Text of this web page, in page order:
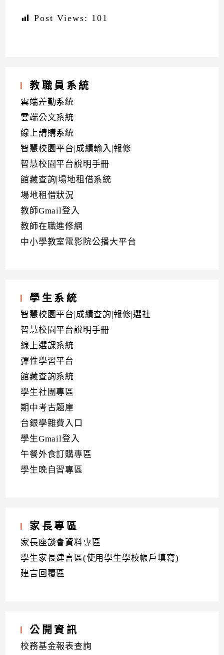
Post Views: 101
教職員系統
雲端差勤系統
雲端公文系統
線上請購系統
智慧校園平台|成績輸入|報修
智慧校園平台說明手冊
館藏查詢|場地租借系統
場地租借狀況
教師Gmail登入
教師在職進修網
中小學教室電影院公播大平台
學生系統
智慧校園平台|成績查詢|報修|選社
智慧校園平台說明手冊
線上選課系統
彈性學習平台
館藏查詢系統
學生社團專區
期中考古題庫
台銀學雜費入口
學生Gmail登入
午餐外食訂購專區
學生晚自習專區
家長專區
家長座談會資料專區
學生家長建言區(使用學生學校帳戶填寫)
建言回覆區
公開資訊
校務基金報表查詢